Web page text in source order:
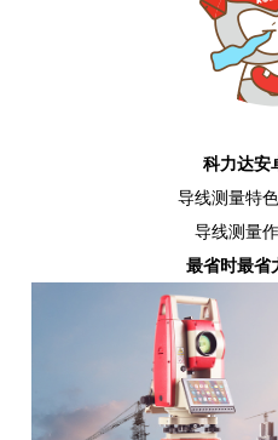
科力达安
导线测量特
导线测量
最省时最省